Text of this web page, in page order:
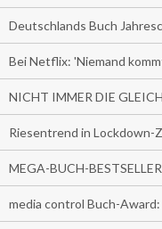
Deutschlands Buch
Bei Netflix: 'Niemand
NICHT IMMER DIE
Riesentrend in Lockdown-
MEGA-BUCH-
media control Buch-